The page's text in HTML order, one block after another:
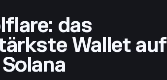
das
Wallet auf
Solana